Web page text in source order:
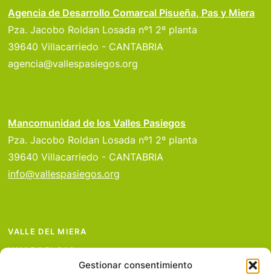
Gestionar consentimiento
Agencia de Desarrollo Comarcal Pisueña, Pas y Miera
Pza. Jacobo Roldan Losada nº1 2º planta
39640 Villacarriedo - CANTABRIA
agencia@vallespasiegos.org
Mancomunidad de los Valles Pasiegos
Pza. Jacobo Roldan Losada nº1 2º planta
39640 Villacarriedo - CANTABRIA
info@vallespasiegos.org
VALLE DEL MIERA
VALLE DEL PAS
VALLE DEL PISUEÑA